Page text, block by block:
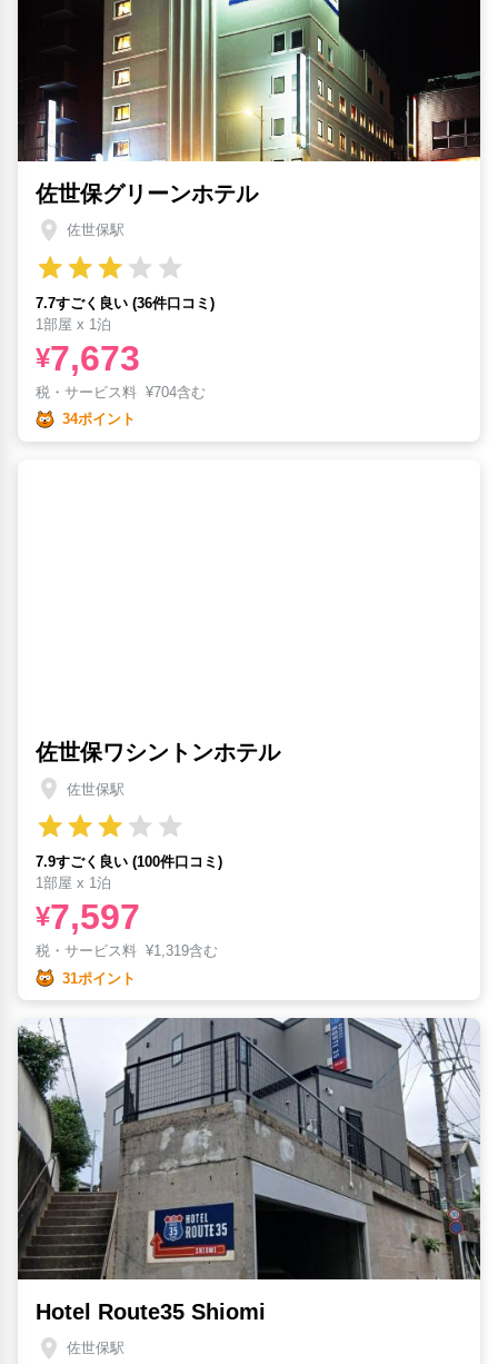
佐世保グリーンホテル
佐世保駅
7.7すごく良い (36件口コミ)
1部屋 x 1泊
¥7,673
税・サービス料 ¥704含む
34ポイント
佐世保ワシントンホテル
佐世保駅
7.9すごく良い (100件口コミ)
1部屋 x 1泊
¥7,597
税・サービス料 ¥1,319含む
31ポイント
Hotel Route35 Shiomi
佐世保駅